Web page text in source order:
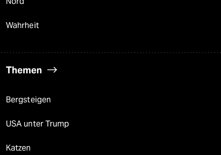
Wahrheit
Themen
Bergsteigen
USA unter Trump
Katzen